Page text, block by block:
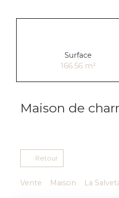
Surface
166.56 m²
Maison de
Retour
Vente Maison La